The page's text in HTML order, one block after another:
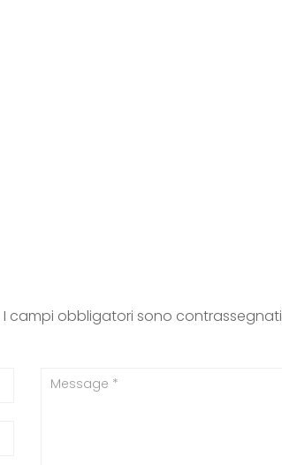
I campi obbligatori sono contrassegnati